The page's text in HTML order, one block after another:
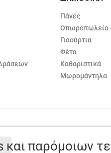
Πάνες
Οπωροπωλείο
Γιαούρτια
Φέτα
Καθαριστικά
Μωρομάντηλα
και παρόμοιων